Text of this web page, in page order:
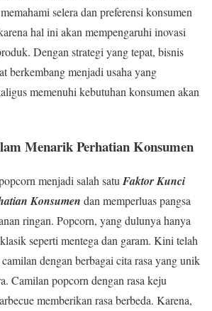
selera dan preferensi konsumen
hal ini akan mempengaruhi inovasi
Dengan strategi yang tepat, bisnis
berkembang menjadi usaha yang
memenuhi kebutuhan konsumen akan
Menarik Perhatian Konsumen
menjadi salah satuFaktor Kunci
Konsumen dan memperluas pangsa
ringan. Popcorn, yang dulunya hanya
seperti mentega dan garam. Kini telah
dengan berbagai cita rasa yang unik
Camilan popcorn dengan rasa keju
memberikan rasa berbeda. Karena,